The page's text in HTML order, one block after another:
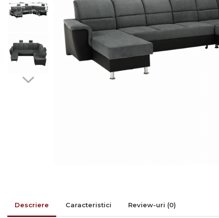
Rafturi/ etajere carti
Scaune living/dining
Set mobilier Living
Seturi masa +scaune
Tabureti
Dormitor
Descriere Caracteristici Review-uri (0)